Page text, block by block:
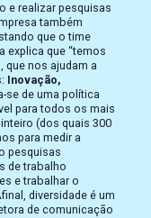
e realizar pesquisas
também
que o time
explica que “temos
que nos ajudam a
Inovação,
se de uma política
para todos os mais
(dos quais 300
para medir a
pesquisas
de trabalho
e trabalhar o
diversidade é um
de comunicação